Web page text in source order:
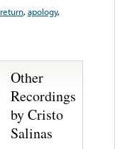
return,apology,
Other
Recordings
by Cristo
Salinas